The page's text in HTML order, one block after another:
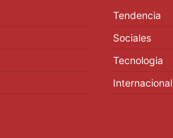
Tendencia
Sociales
Tecnologia
Internacional